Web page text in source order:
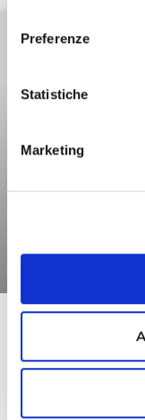
Preferenze
Statistiche
Marketing
Maps Group
rafforzando la